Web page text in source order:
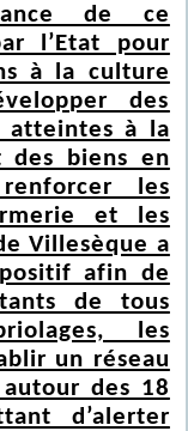
de ce
l’Etat pour
à la culture
des
atteintes à la
des biens en
les
et les
Villesèque a
afin de
de tous
les
un réseau
des 18
d’alerter